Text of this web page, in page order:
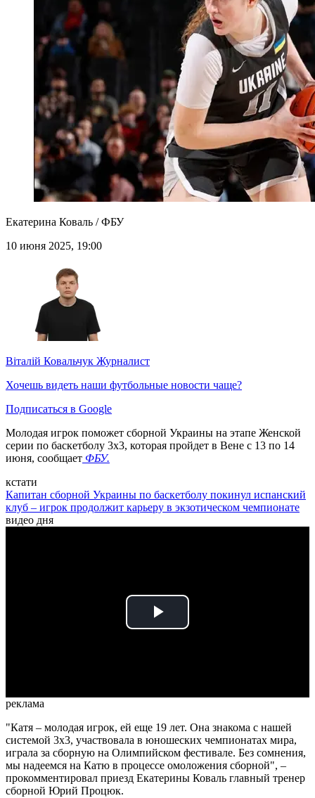
Екатерина Коваль / ФБУ
10 июня 2025, 19:00
Віталій Ковальчук Журналист
Хочешь видеть наши футбольные новости чаще?
Подписаться в Google
Молодая игрок поможет сборной Украины на этапе Женской
серии по баскетболу 3х3, которая пройдет в Вене с 13 по 14
июня, сообщает ФБУ.
кстати
Капитан сборной Украины по баскетболу покинул испанский
клуб – игрок продолжит карьеру в экзотическом чемпионате
видео дня
Play
реклама
"Катя – молодая игрок, ей еще 19 лет. Она знакома с нашей
системой 3х3, участвовала в юношеских чемпионатах мира,
играла за сборную на Олимпийском фестивале. Без сомнения,
мы надеемся на Катю в процессе омоложения сборной", –
прокомментировал приезд Екатерины Коваль главный тренер
сборной Юрий Процюк.